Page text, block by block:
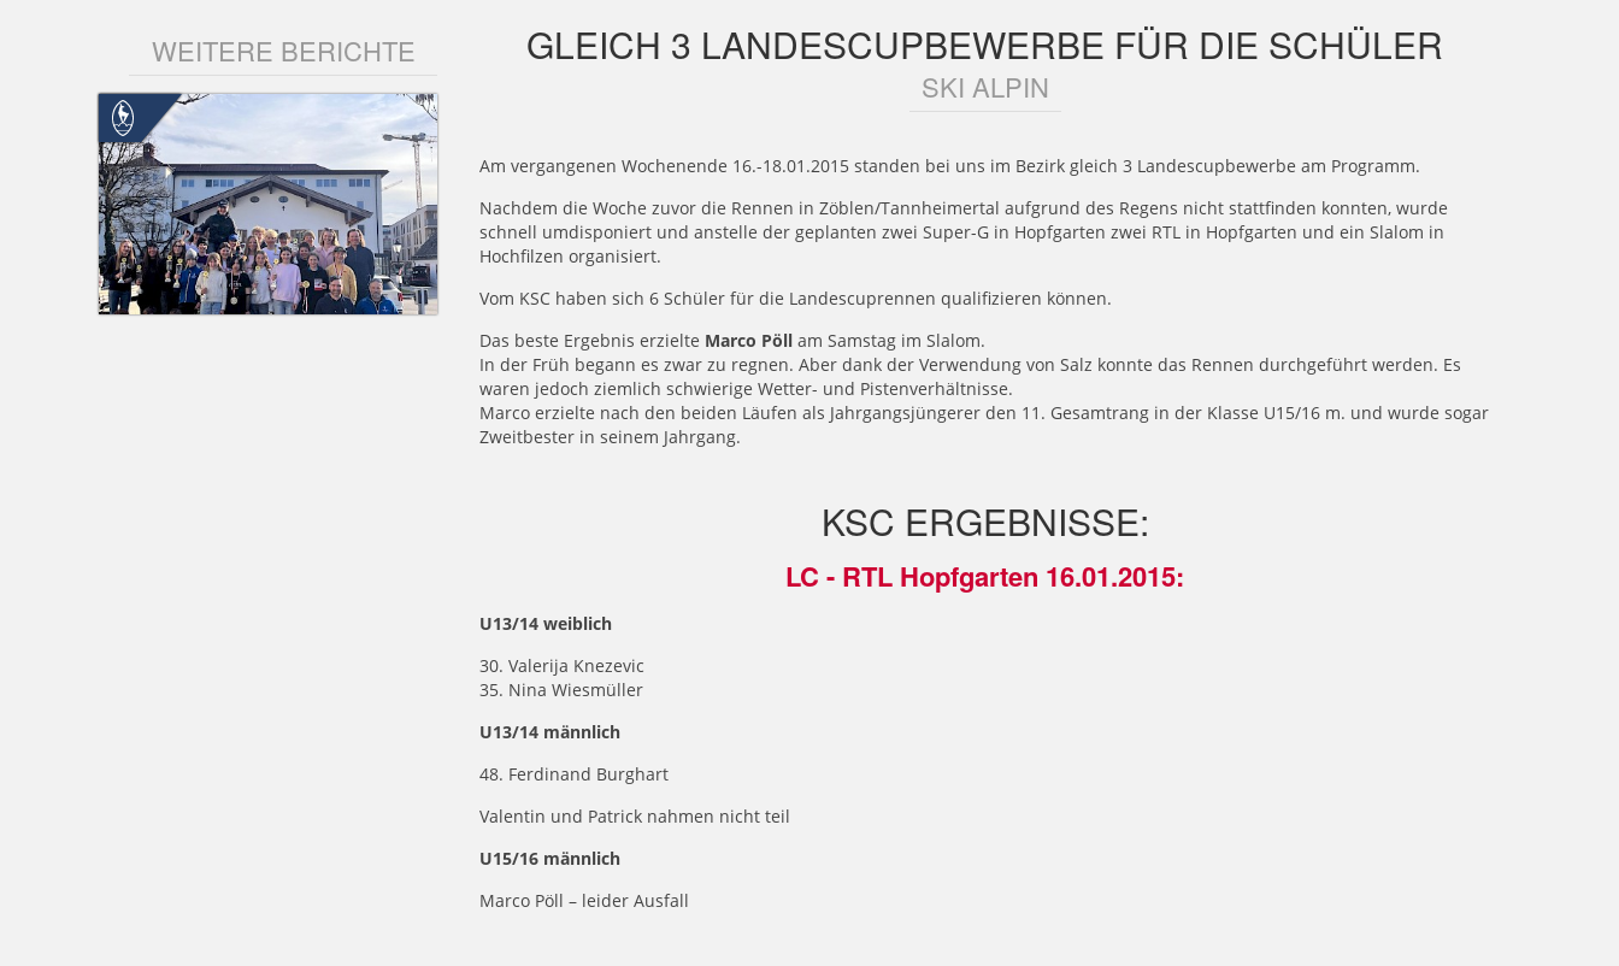
GLEICH 3 LANDESCUPBEWERBE FÜR DIE SCHÜLER
SKI ALPIN
Am vergangenen Wochenende 16.-18.01.2015 standen bei uns im Bezirk gleich 3 Landescupbewerbe am Programm.
Nachdem die Woche zuvor die Rennen in Zöblen/Tannheimertal aufgrund des Regens nicht stattfinden konnten, wurde
schnell umdisponiert und anstelle der geplanten zwei Super-G in Hopfgarten zwei RTL in Hopfgarten und ein Slalom in
Hochfilzen organisiert.
Vom KSC haben sich 6 Schüler für die Landescuprennen qualifizieren können.
Das beste Ergebnis erzielte Marco Pöll am Samstag im Slalom.
In der Früh begann es zwar zu regnen. Aber dank der Verwendung von Salz konnte das Rennen durchgeführt werden. Es
waren jedoch ziemlich schwierige Wetter- und Pistenverhältnisse.
Marco erzielte nach den beiden Läufen als Jahrgangsjüngerer den 11. Gesamtrang in der Klasse U15/16 m. und wurde sogar
Zweitbester in seinem Jahrgang.
KSC ERGEBNISSE:
LC - RTL Hopfgarten 16.01.2015:
U13/14 weiblich
30. Valerija Knezevic
35. Nina Wiesmüller
U13/14 männlich
48. Ferdinand Burghart
Valentin und Patrick nahmen nicht teil
U15/16 männlich
Marco Pöll – leider Ausfall
WEITERE BERICHTE